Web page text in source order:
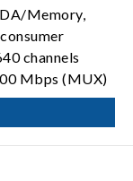
Memory,
channels
Mbps (MUX)
from